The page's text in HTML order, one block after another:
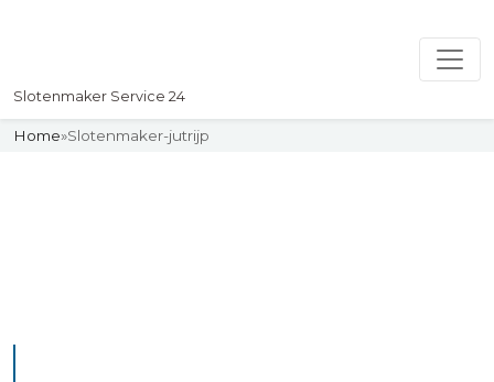
Slotenmaker Service 24
Home»Slotenmaker-jutrijp